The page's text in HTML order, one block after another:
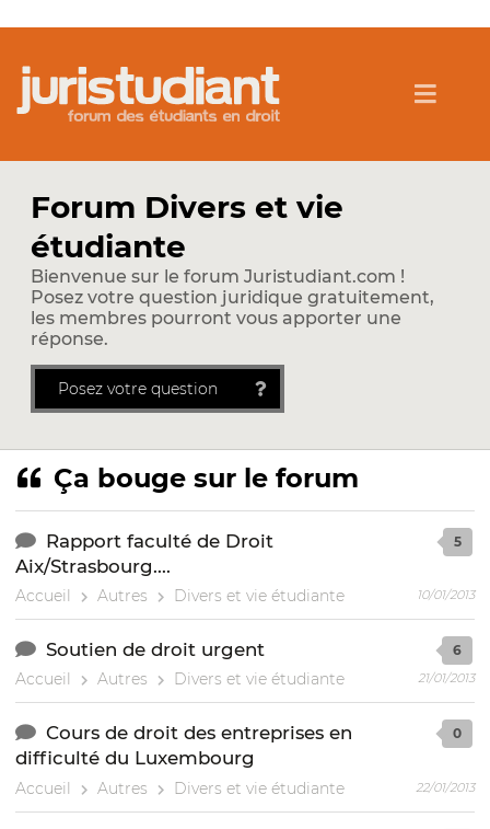
Forum Divers et vie
étudiante
Bienvenue sur le forum Juristudiant.com !
Posez votre question juridique gratuitement,
les membres pourront vous apporter une
réponse.
Posez votre question
Ça bouge sur le forum
Rapport faculté de Droit
Aix/Strasbourg....
Accueil Autres Divers et vie étudiante
5
10/01/2013
Soutien de droit urgent
Accueil Autres Divers et vie étudiante
6
21/01/2013
Cours de droit des entreprises en
difficulté du Luxembourg
Accueil Autres Divers et vie étudiante
0
22/01/2013